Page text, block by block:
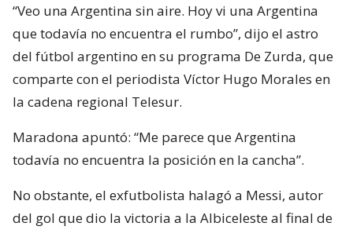
“Veo una Argentina sin aire. Hoy vi una Argentina
que todavía no encuentra el rumbo”, dijo el astro
del fútbol argentino en su programa De Zurda, que
comparte con el periodista Víctor Hugo Morales en
la cadena regional Telesur.
Maradona apuntó: “Me parece que Argentina
todavía no encuentra la posición en la cancha”.
No obstante, el exfutbolista halagó a Messi, autor
del gol que dio la victoria a la Albiceleste al final de